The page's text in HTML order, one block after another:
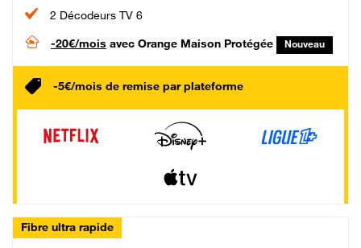
2 Décodeurs TV 6
-20€/mois avec Orange Maison Protégée Nouveau
-5€/mois de remise par plateforme
Fibre ultra rapide